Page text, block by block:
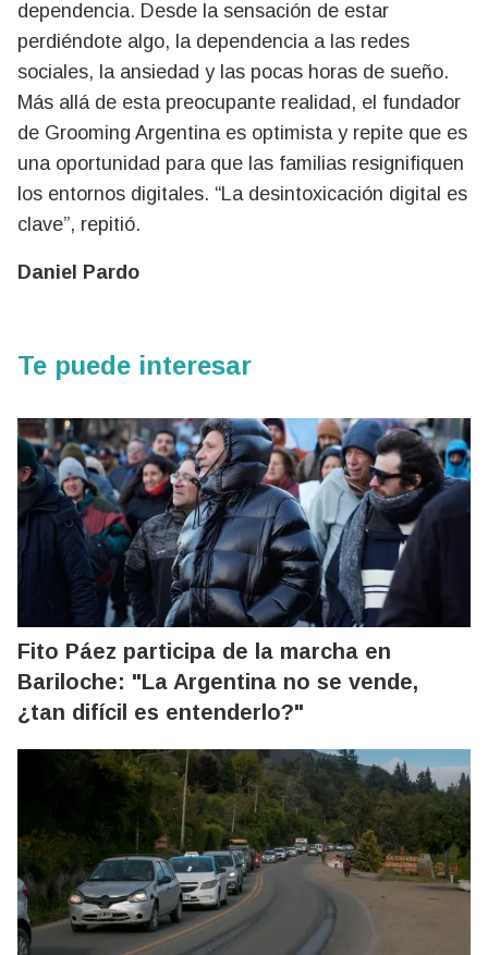
dependencia. Desde la sensación de estar
perdiéndote algo, la dependencia a las redes
sociales, la ansiedad y las pocas horas de sueño.
Más allá de esta preocupante realidad, el fundador
de Grooming Argentina es optimista y repite que es
una oportunidad para que las familias resignifiquen
los entornos digitales. “La desintoxicación digital es
clave”, repitió.
Daniel Pardo
Te puede interesar
Fito Páez participa de la marcha en
Bariloche: "La Argentina no se vende,
¿tan difícil es entenderlo?"